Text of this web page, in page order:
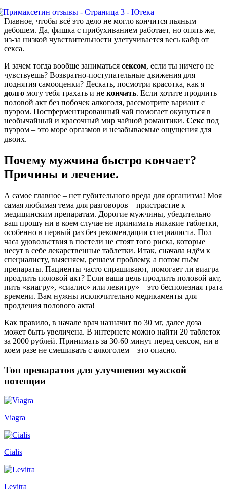
Главное, чтобы всё это дело не могло кончится пьяным
дебошем. Да, фишка с прибухиванием работает, но опять же,
из-за низкой чувствительности улетучивается весь кайф от
секса.
И зачем тогда вообще заниматься сексом, если ты ничего не
чувствуешь? Возвратно-поступательные движения для
поднятия самооценки? Дескать, посмотри красотка, как я
долго могу тебя трахать и не кончать. Если хотите продлить
половой акт без побочек алкоголя, рассмотрите вариант с
пуэром. Постферментированный чай помогает окунуться в
необычайный и красочный мир чайной романтики. Секс под
пуэром – это море оргазмов и незабываемые ощущения для
двоих.
Почему мужчина быстро кончает?
Причины и лечение.
А самое главное – нет губительного вреда для организма! Моя
самая любимая тема для разговоров – пристрастие к
медицинским препаратам. Дорогие мужчины, убедительно
ваш прошу ни в коем случае не принимать никакие таблетки,
особенно в первый раз без рекомендации специалиста. Пол
часа удовольствия в постели не стоят того риска, которые
несут в себе лекарственные таблетки. Итак, сначала идём к
специалисту, выясняем, решаем проблему, а потом пьём
препараты. Пациенты часто спрашивают, помогает ли виагра
продлить половой акт? Если ваша цель продлить половой акт,
пить «виагру», «сиалис» или левитру» – это бесполезная трата
времени. Вам нужны исключительно медикаменты для
продления полового акта!
Как правило, в начале врач назначит по 30 мг, далее доза
может быть увеличена. В интернете можно найти 20 таблеток
за 2000 рублей. Принимать за 30-60 минут перед сексом, ни в
коем разе не смешивать с алкоголем – это опасно.
Топ препаратов для улучшения мужской
потенции
Viagra
Cialis
Levitra